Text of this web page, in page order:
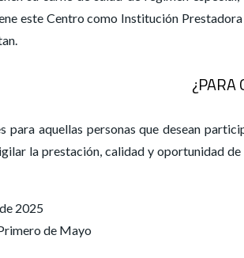
este Centro como Institución
¿PARA
para aquellas personas que desean
la prestación, calidad y oportunidad
2025
de Mayo